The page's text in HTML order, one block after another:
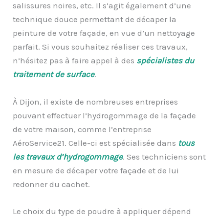
salissures noires, etc. Il s’agit également d’une
technique douce permettant de décaper la
peinture de votre façade, en vue d’un nettoyage
parfait. Si vous souhaitez réaliser ces travaux,
n’hésitez pas à faire appel à des spécialistes du
traitement de surface.
À Dijon, il existe de nombreuses entreprises
pouvant effectuer l’hydrogommage de la façade
de votre maison, comme l’entreprise
AéroService21. Celle-ci est spécialisée dans tous
les travaux d’hydrogommage. Ses techniciens sont
en mesure de décaper votre façade et de lui
redonner du cachet.
Le choix du type de poudre à appliquer dépend